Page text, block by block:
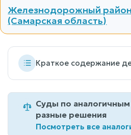
Железнодорожный
(Самарская область)
Краткое содержание
Суды по
разные решения
Посмотреть все